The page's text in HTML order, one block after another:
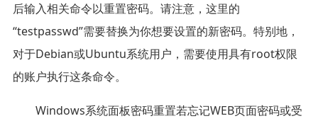
后输入相关命令以重置密码。请注意，这里的
“testpasswd”需要替换为你想要设置的新密码。特别地，
对于Debian或Ubuntu系统用户，需要使用具有root权限
的账户执行这条命令。
Windows系统面板密码重置若忘记WEB页面密码或受